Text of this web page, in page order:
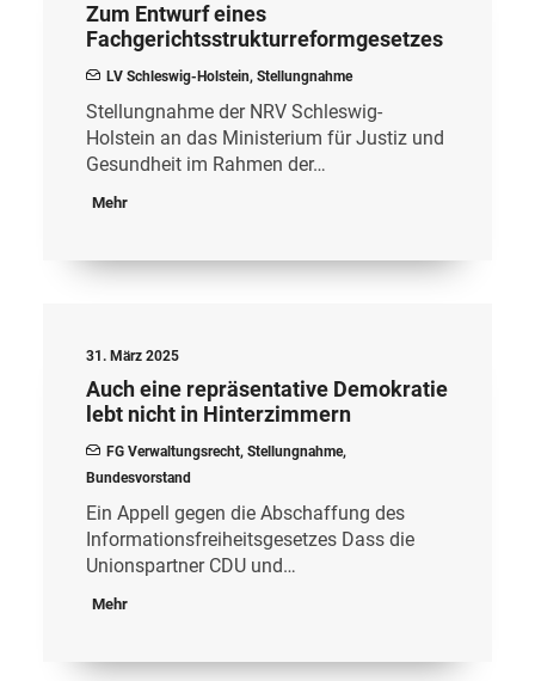
Zum Entwurf eines
Fachgerichtsstrukturreformgesetzes
LV Schleswig-Holstein, Stellungnahme
Stellungnahme der NRV Schleswig-
Holstein an das Ministerium für Justiz und
Gesundheit im Rahmen der…
Mehr
31. März 2025
Auch eine repräsentative Demokratie
lebt nicht in Hinterzimmern
FG Verwaltungsrecht, Stellungnahme,
Bundesvorstand
Ein Appell gegen die Abschaffung des
Informationsfreiheitsgesetzes Dass die
Unionspartner CDU und…
Mehr